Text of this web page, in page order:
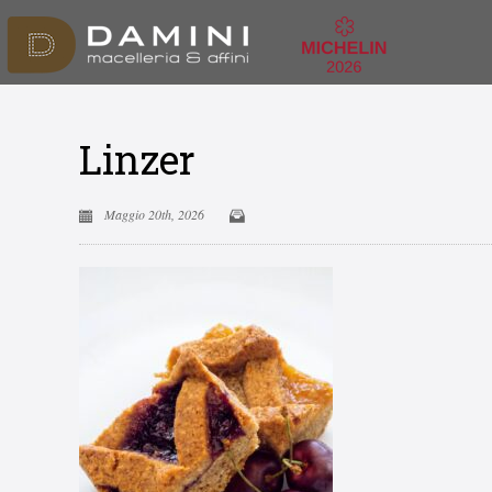
Linzer
Maggio 20th, 2026